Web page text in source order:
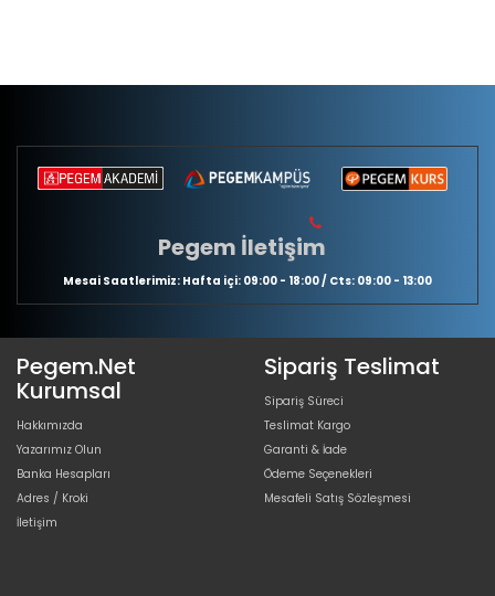
Pegem İletişim
Mesai Saatlerimiz: Hafta içi: 09:00 - 18:00 / Cts: 09:00 - 13:00
Pegem.Net
Kurumsal
Hakkımızda
Yazarımız Olun
Banka Hesapları
Adres / Kroki
İletişim
Sipariş Teslimat
Sipariş Süreci
Teslimat Kargo
Garanti & İade
Ödeme Seçenekleri
Mesafeli Satış Sözleşmesi